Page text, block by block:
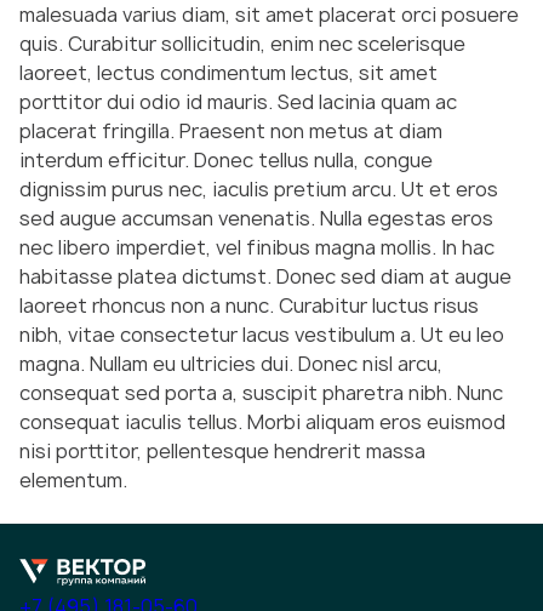
malesuada varius diam, sit amet placerat orci posuere
quis. Curabitur sollicitudin, enim nec scelerisque
laoreet, lectus condimentum lectus, sit amet
porttitor dui odio id mauris. Sed lacinia quam ac
placerat fringilla. Praesent non metus at diam
interdum efficitur. Donec tellus nulla, congue
dignissim purus nec, iaculis pretium arcu. Ut et eros
sed augue accumsan venenatis. Nulla egestas eros
nec libero imperdiet, vel finibus magna mollis. In hac
habitasse platea dictumst. Donec sed diam at augue
laoreet rhoncus non a nunc. Curabitur luctus risus
nibh, vitae consectetur lacus vestibulum a. Ut eu leo
magna. Nullam eu ultricies dui. Donec nisl arcu,
consequat sed porta a, suscipit pharetra nibh. Nunc
consequat iaculis tellus. Morbi aliquam eros euismod
nisi porttitor, pellentesque hendrerit massa
elementum.